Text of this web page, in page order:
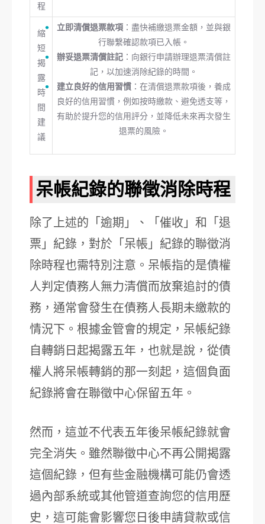
程
縮
短
揭
露
時
間
建
議
立即清償退票款項 ：盡快補繳退票金額，並與銀
行聯繫確認款項已入帳。
辦妥退票清償註記 ：向銀行申請辦理退票清償註
記，以加速消除紀錄的時間。
建立良好的信用習慣 ：在清償退票款項後，養成
良好的信用習慣，例如按時繳款、避免透支等，
有助於提升您的信用評分，並降低未來再次發生
退票的風險。
呆帳紀錄的聯徵消除時程
除了上述的「逾期」、「催收」和「退
票」紀錄，對於「呆帳」紀錄的聯徵消
除時程也需特別注意。呆帳指的是債權
人判定債務人無力清償而放棄追討的債
務，通常會發生在債務人長期未繳款的
情況下。根據金管會的規定，呆帳紀錄
自轉銷日起揭露五年，也就是說，從債
權人將呆帳轉銷的那一刻起，這個負面
紀錄將會在聯徵中心保留五年。
然而，這並不代表五年後呆帳紀錄就會
完全消失。雖然聯徵中心不再公開揭露
這個紀錄，但有些金融機構可能仍會透
過內部系統或其他管道查詢您的信用歷
史，這可能會影響您日後申請貸款或信